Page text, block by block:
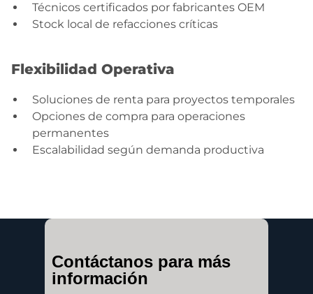
Técnicos certificados por fabricantes OEM
Stock local de refacciones críticas
Flexibilidad Operativa
Soluciones de renta para proyectos temporales
Opciones de compra para operaciones
permanentes
Escalabilidad según demanda productiva